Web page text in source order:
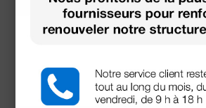
Déclaration de conformité
Certificat CE